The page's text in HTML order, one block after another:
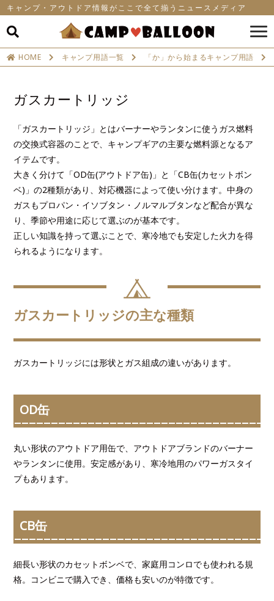
キャンプ・アウトドア情報がここで全て揃うニュースメディア
HOME キャンプ用語一覧 「か」から始まるキャンプ用語
ガスカートリッジ
「ガスカートリッジ」とはバーナーやランタンに使うガス燃料
の交換式容器のことで、キャンプギアの主要な燃料源となるア
イテムです。
大きく分けて「OD缶(アウトドア缶)」と「CB缶(カセットボン
ベ)」の2種類があり、対応機器によって使い分けます。中身の
ガスもプロパン・イソブタン・ノルマルブタンなど配合が異な
り、季節や用途に応じて選ぶのが基本です。
正しい知識を持って選ぶことで、寒冷地でも安定した火力を得
られるようになります。
ガスカートリッジの主な種類
ガスカートリッジには形状とガス組成の違いがあります。
OD缶
丸い形状のアウトドア用缶で、アウトドアブランドのバーナー
やランタンに使用。安定感があり、寒冷地用のパワーガスタイ
プもあります。
CB缶
細長い形状のカセットボンベで、家庭用コンロでも使われる規
格。コンビニで購入でき、価格も安いのが特徴です。